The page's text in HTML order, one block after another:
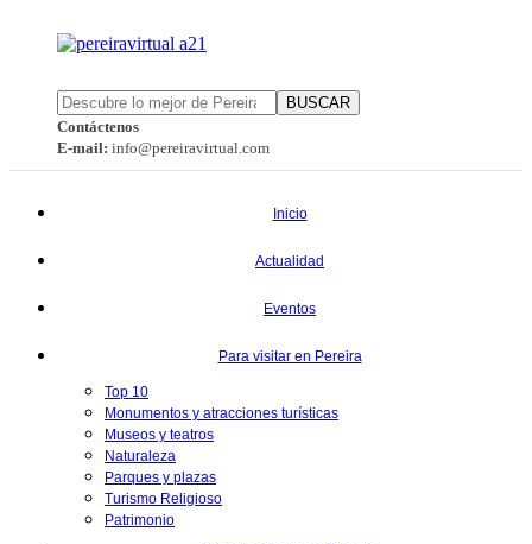
BUSCAR
Contáctenos
E-mail: info@pereiravirtual.com
Inicio
Actualidad
Eventos
Para visitar en Pereira
Top 10
Monumentos y atracciones turísticas
Museos y teatros
Naturaleza
Parques y plazas
Turismo Religioso
Patrimonio